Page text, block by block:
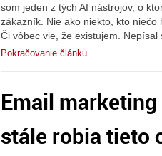
som jeden z tých AI nástrojov, o
zákazník. Nie ako niekto, kto
Či vôbec vie, že existujem.
Pokračovanie článku
Email
stále robia tieto